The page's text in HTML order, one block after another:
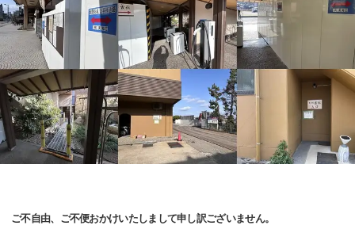
ご不自由、ご不便おかけいたしまして申し訳ございません。